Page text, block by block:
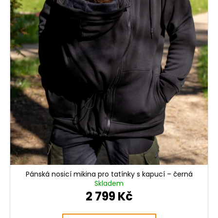
Pánská nosicí mikina pro tatínky s kapucí – černá
Skladem
2 799 Kč